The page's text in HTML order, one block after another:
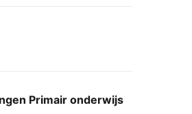
Primair onderwijs